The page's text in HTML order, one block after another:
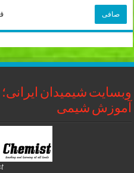
حداقل
قیمت
حداكثر
قيمت
صافی
وبسایت شیمیدان
آموزش شیمی